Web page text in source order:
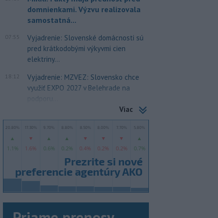
domnienkami. Výzvu realizovala
samostatná...
07:55
Vyjadrenie: Slovenské domácnosti sú
pred krátkodobými výkyvmi cien
elektriny...
18:12
Vyjadrenie: MZVEZ: Slovensko chce
využiť EXPO 2027 v Belehrade na
podporu...
Viac